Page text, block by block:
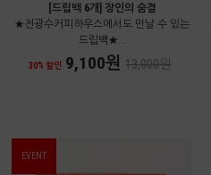
[드립백 6개] 장인의 숨결
★전광수커피하우스에서도 만날 수 있는
드립백★...
30% 할인 9,100원 13,000원
EVENT